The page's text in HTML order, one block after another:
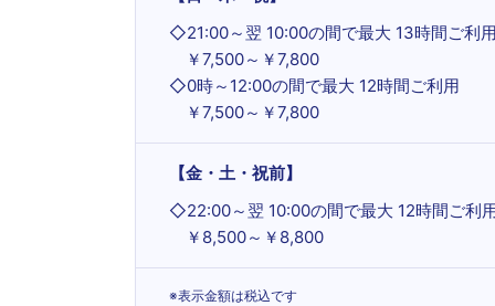
◇21:00～翌 10:00の間で最大 13時間ご利
￥7,500～￥7,800
◇0時～12:00の間で最大 12時間ご利用
￥7,500～￥7,800
【金・土・祝前】
◇22:00～翌 10:00の間で最大 12時間ご利
￥8,500～￥8,800
※表示金額は税込です